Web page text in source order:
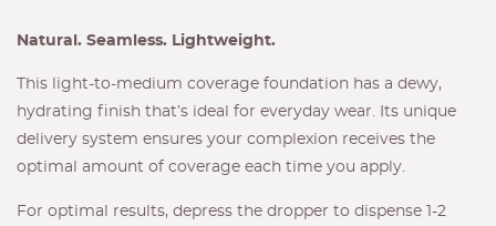
Natural. Seamless. Lightweight.
This light-to-medium coverage foundation has a dewy,
hydrating finish that’s ideal for everyday wear. Its unique
delivery system ensures your complexion receives the
optimal amount of coverage each time you apply.
For optimal results, depress the dropper to dispense 1-2